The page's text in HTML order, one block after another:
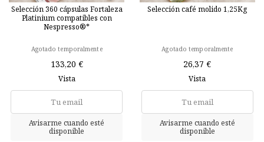
Selección 360 cápsulas Fortaleza
Platinium compatibles con
Nespresso®*
Agotado temporalmente
133,20 €
Vista
Selección café molido 1,25Kg
Agotado temporalmente
26,37 €
Vista